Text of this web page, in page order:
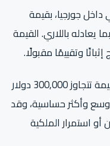
داخل جورجيا، بقيمة
أمريكي بما يعادله باللاري. القيمة
وتقييمًا مقبولًا.
المسار الأعلى يرتبط باستثمار أو عقار بقيمة تتجاوز 300,000 دولار
أوسع وأكثر حساسية، وقد
أو استمرار الملكية